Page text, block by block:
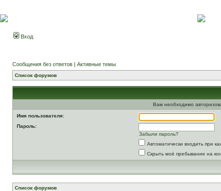
Вход
Сообщения без ответов | Активные темы
Список форумов
Вам необходимо
Имя пользователя:
Пароль:
Забыли пароль?
Автоматически входить при
Скрыть моё пребывание на
Список форумов